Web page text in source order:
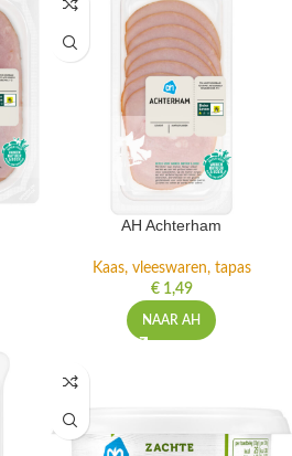
AH Achterham
Kaas, vleeswaren, tapas
€1,49
NAAR AH